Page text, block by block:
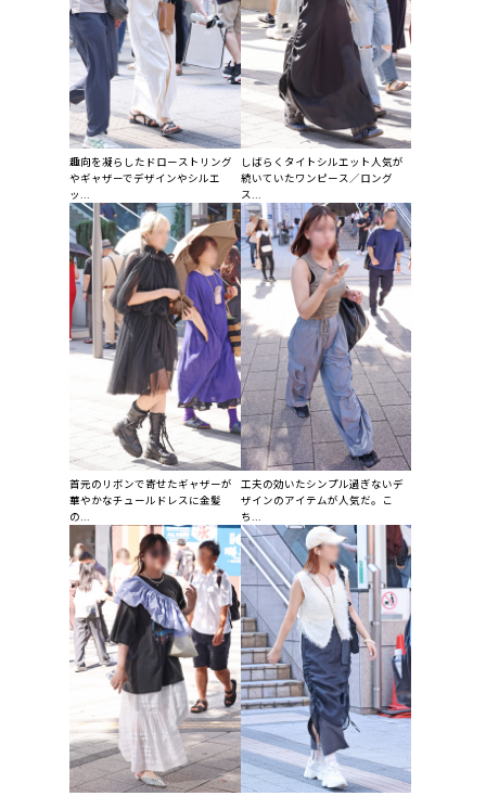
趣向を凝らしたドローストリング
やギャザーでデザインやシルエ
ッ...
しばらくタイトシルエット人気が
続いていたワンピース／ロング
ス...
首元のリボンで寄せたギャザーが
華やかなチュールドレスに金髪
の...
工夫の効いたシンプル過ぎないデ
ザインのアイテムが人気だ。こ
ち...